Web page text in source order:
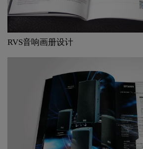
RVS音响画册设计